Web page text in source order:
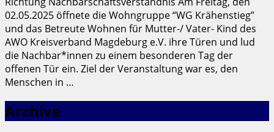
02.05.2025 öffnete die Wohngruppe “WG Krähenstieg”
und das Betreute Wohnen für Mutter-/ Vater- Kind des
AWO Kreisverband Magdeburg e.V. ihre Türen und lud
die Nachbar*innen zu einem besonderen Tag der
offenen Tür ein. Ziel der Veranstaltung war es, den
Menschen in …
Archive